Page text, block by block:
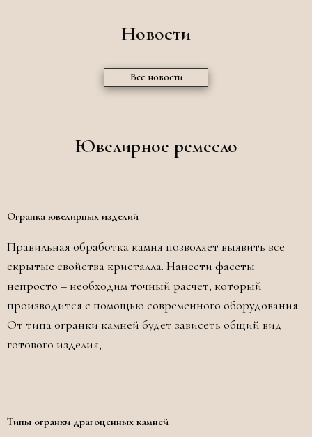
Новости
Все новости
Ювелирное ремесло
Огранка ювелирных изделий
Правильная обработка камня позволяет выявить все
скрытые свойства кристалла. Нанести фасеты
непросто – необходим точный расчет, который
производится с помощью современного оборудования.
От типа огранки камней будет зависеть общий вид
готового изделия,
Типы огранки драгоценных камней